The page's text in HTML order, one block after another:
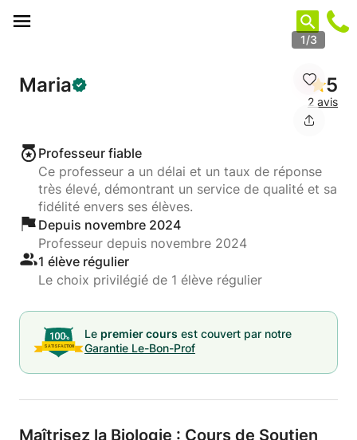
1/3
Maria 5
2 avis
Professeur fiable
Ce professeur a un délai et un taux de réponse
très élevé, démontrant un service de qualité et sa
fidélité envers ses élèves.
Depuis novembre 2024
Professeur depuis novembre 2024
1 élève régulier
Le choix privilégié de 1 élève régulier
Le premier cours est couvert par notre
Garantie Le-Bon-Prof
Maîtrisez la Biologie : Cours de Soutien